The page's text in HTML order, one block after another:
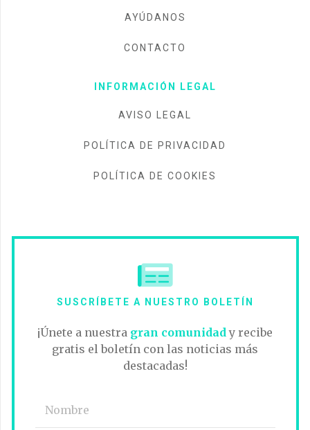
AYÚDANOS
CONTACTO
INFORMACIÓN LEGAL
AVISO LEGAL
POLÍTICA DE PRIVACIDAD
POLÍTICA DE COOKIES
SUSCRÍBETE A NUESTRO BOLETÍN
¡Únete a nuestra gran comunidad y recibe
gratis el boletín con las noticias más
destacadas!